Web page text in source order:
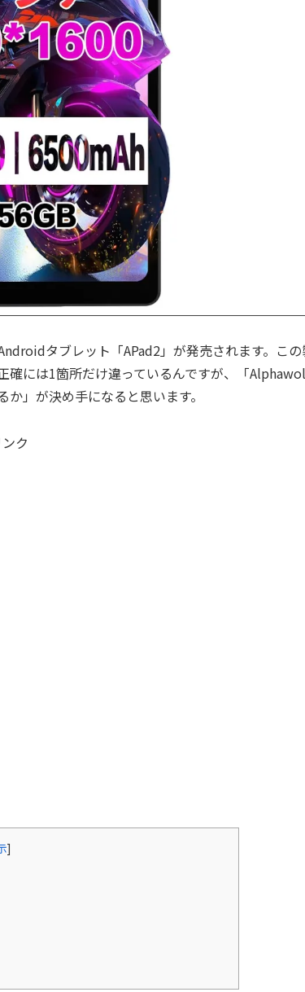
タブレット「APad2」が発売されます。こ
確には1箇所だけ違っているんですが、「
」が決め手になると思います。
ク
]